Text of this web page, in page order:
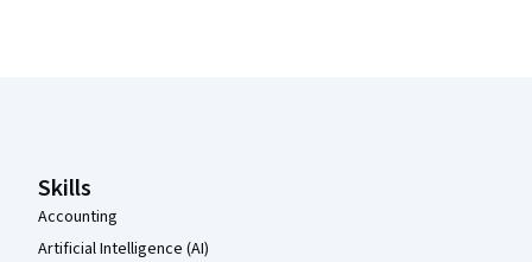
Skills
Accounting
Artificial Intelligence (AI)